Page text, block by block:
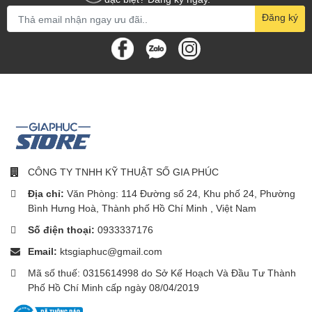
Đăng ký
CÔNG TY TNHH KỸ THUẬT SỐ GIA PHÚC
Địa chỉ: Văn Phòng: 114 Đường số 24, Khu phố 24, Phường
Bình Hưng Hoà, Thành phố Hồ Chí Minh , Việt Nam
Số điện thoại: 0933337176
Email: ktsgiaphuc@gmail.com
Mã số thuế: 0315614998 do Sở Kế Hoạch Và Đầu Tư Thành
Phố Hồ Chí Minh cấp ngày 08/04/2019